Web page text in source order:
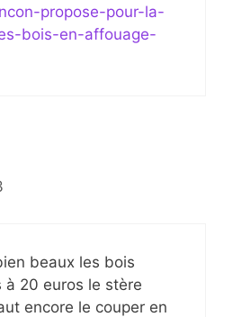
propose-pour-la-
bois-en-affouage-
beaux les bois
20 euros le stère
encore le couper en